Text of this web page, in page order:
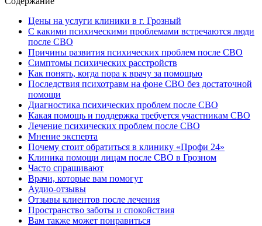
Цены на услуги клиники в г. Грозный
С какими психическими проблемами встречаются люди
после СВО
Причины развития психических проблем после СВО
Симптомы психических расстройств
Как понять, когда пора к врачу за помощью
Последствия психотравм на фоне СВО без достаточной
помощи
Диагностика психических проблем после СВО
Какая помощь и поддержка требуется участникам СВО
Лечение психических проблем после СВО
Мнение эксперта
Почему стоит обратиться в клинику «Профи 24»
Клиника помощи лицам после СВО в Грозном
Часто спрашивают
Врачи, которые вам помогут
Аудио-отзывы
Отзывы клиентов после лечения
Пространство заботы и спокойствия
Вам также может понравиться